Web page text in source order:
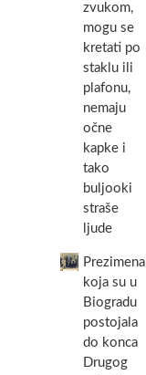
zvukom,
mogu se
kretati po
staklu ili
plafonu,
nemaju
očne
kapke i
tako
buljooki
straše
ljude
Prezimena
koja su u
Biogradu
postojala
do konca
Drugog